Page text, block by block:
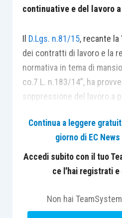
continuative e del lavoro
Il D.Lgs. n.81/15, recante la
dei contratti di lavoro e la
normativa in tema di
co.7 L. n.183/14”, ha
soppressione del lavoro a
continuative?
La domanda è del tutto
dell’annuncio del
“cancellare” i co.co.co., i
collaborazioni che hanno
Continua a leggere
giorno di EC
Accedi subito con il tuo
ce l'hai registrati
Non hai